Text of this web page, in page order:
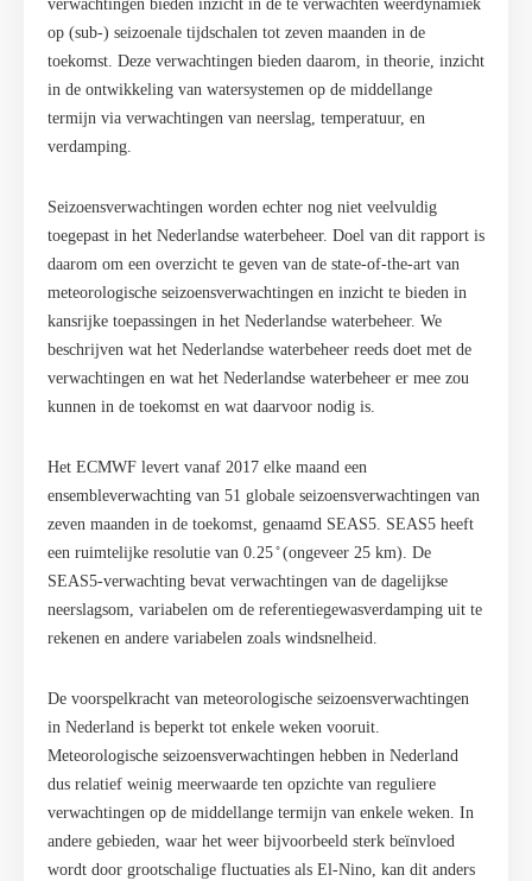
verwachtingen bieden inzicht in de te verwachten weerdynamiek
op (sub-) seizoenale tijdschalen tot zeven maanden in de
toekomst. Deze verwachtingen bieden daarom, in theorie, inzicht
in de ontwikkeling van watersystemen op de middellange
termijn via verwachtingen van neerslag, temperatuur, en
verdamping.
Seizoensverwachtingen worden echter nog niet veelvuldig
toegepast in het Nederlandse waterbeheer. Doel van dit rapport is
daarom om een overzicht te geven van de state-of-the-art van
meteorologische seizoensverwachtingen en inzicht te bieden in
kansrijke toepassingen in het Nederlandse waterbeheer. We
beschrijven wat het Nederlandse waterbeheer reeds doet met de
verwachtingen en wat het Nederlandse waterbeheer er mee zou
kunnen in de toekomst en wat daarvoor nodig is.
Het ECMWF levert vanaf 2017 elke maand een
ensembleverwachting van 51 globale seizoensverwachtingen van
zeven maanden in de toekomst, genaamd SEAS5. SEAS5 heeft
een ruimtelijke resolutie van 0.25 ̊ (ongeveer 25 km). De
SEAS5-verwachting bevat verwachtingen van de dagelijkse
neerslagsom, variabelen om de referentiegewasverdamping uit te
rekenen en andere variabelen zoals windsnelheid.
De voorspelkracht van meteorologische seizoensverwachtingen
in Nederland is beperkt tot enkele weken vooruit.
Meteorologische seizoensverwachtingen hebben in Nederland
dus relatief weinig meerwaarde ten opzichte van reguliere
verwachtingen op de middellange termijn van enkele weken. In
andere gebieden, waar het weer bijvoorbeeld sterk beïnvloed
wordt door grootschalige fluctuaties als El-Nino, kan dit anders